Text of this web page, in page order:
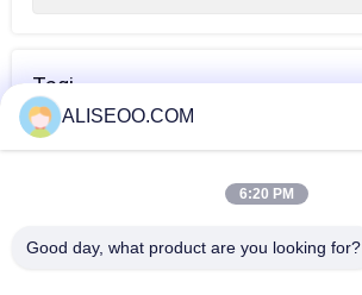
Tagi
laser dwutlenku
profesjonalna
maszyna do
laserowej
ALISEOO.COM
6:20 PM
Good day, what product are you looking for?